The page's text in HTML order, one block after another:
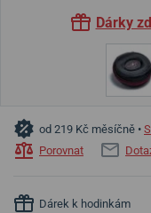
Dárky
od 219 Kč měsíčně •
Porovnat
Dárek k hodinkám